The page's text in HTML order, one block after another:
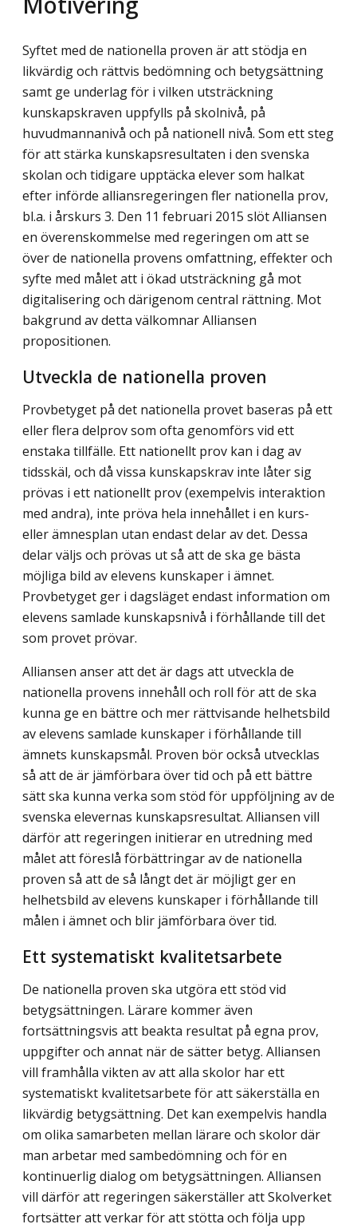
Syftet med de nationella proven är att stödja en
likvärdig och rättvis bedömning och betygsättning
samt ge underlag för i vilken utsträckning
kunskapskraven uppfylls på skolnivå, på
huvudmannanivå och på nationell nivå. Som ett steg
för att stärka kunskapsresultaten i den svenska
skolan och tidigare upptäcka elever som halkat
efter införde alliansregeringen fler nationella prov,
bl.a. i årskurs 3. Den 11 februari 2015 slöt Alliansen
en överenskommelse med regeringen om att se
över de nationella provens omfattning, effekter och
syfte med målet att i ökad utsträckning gå mot
digitalisering och därigenom central rättning. Mot
bakgrund av detta välkomnar Alliansen
propositionen.
Utveckla de nationella proven
Provbetyget på det nationella provet baseras på ett
eller flera delprov som ofta genomförs vid ett
enstaka tillfälle. Ett nationellt prov kan i dag av
tidsskäl, och då vissa kunskapskrav inte låter sig
prövas i ett nationellt prov (exempelvis interaktion
med andra), inte pröva hela innehållet i en kurs-
eller ämnesplan utan endast delar av det. Dessa
delar väljs och prövas ut så att de ska ge bästa
möjliga bild av elevens kunskaper i ämnet.
Provbetyget ger i dagsläget endast information om
elevens samlade kunskapsnivå i förhållande till det
som provet prövar.
Alliansen anser att det är dags att utveckla de
nationella provens innehåll och roll för att de ska
kunna ge en bättre och mer rättvisande helhetsbild
av elevens samlade kunskaper i förhållande till
ämnets kunskapsmål. Proven bör också utvecklas
så att de är jämförbara över tid och på ett bättre
sätt ska kunna verka som stöd för uppföljning av de
svenska elevernas kunskapsresultat. Alliansen vill
därför att regeringen initierar en utredning med
målet att föreslå förbättringar av de nationella
proven så att de så långt det är möjligt ger en
helhetsbild av elevens kunskaper i förhållande till
målen i ämnet och blir jämförbara över tid.
Ett systematiskt kvalitetsarbete
De nationella proven ska utgöra ett stöd vid
betygsättningen. Lärare kommer även
fortsättningsvis att beakta resultat på egna prov,
uppgifter och annat när de sätter betyg. Alliansen
vill framhålla vikten av att alla skolor har ett
systematiskt kvalitetsarbete för att säkerställa en
likvärdig betygsättning. Det kan exempelvis handla
om olika samarbeten mellan lärare och skolor där
man arbetar med sambedömning och för en
kontinuerlig dialog om betygsättningen. Alliansen
vill därför att regeringen säkerställer att Skolverket
fortsätter att verkar för att stötta och följa upp